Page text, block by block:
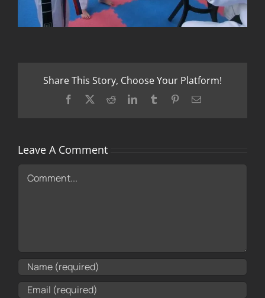
Share This Story, Choose Your Platform!
Facebook RedditLinkedInTumblr PinterestEmail
Leave A Comment
Comment